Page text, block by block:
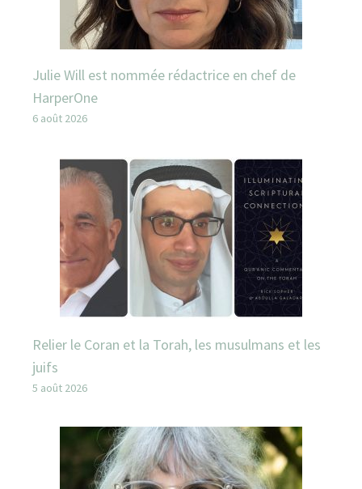
Julie Will est nommée rédactrice en chef de
HarperOne
6 août 2026
Relier le Coran et la Torah, les musulmans et les
juifs
5 août 2026